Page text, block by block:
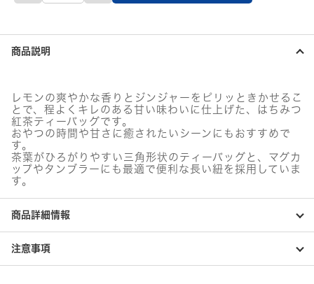
園
＆
TEA
は
つ
レ
モ
ン
ジ
ン
ャ
ー
個
商品説明
レモンの爽やかな香りとジンジャーをピリッときかせるこ
とで、程よくキレのある甘い味わいに仕上げた、はちみつ
紅茶ティーバッグです。
おやつの時間や甘さに癒されたいシーンにもおすすめで
す。
茶葉がひろがりやすい三角形状のティーバッグと、マグカ
ップやタンブラーにも最適で便利な長い紐を採用していま
す。
商品詳細情報
注意事項